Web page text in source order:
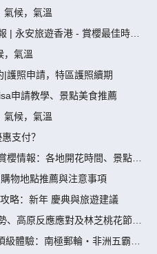
氣候，氣溫
| 永安旅遊香港 - 賞櫻最佳時
，氣溫
|護照申請，特區護照續期
申請教學、景點美食推薦
氣候，氣溫
支付？
櫻情報：各地開花時間、景點推
物地點推薦與注意事項
略：新年 慶典與旅遊建議
、高原反應應對及林芝桃花節深
級體驗：南極郵輪・非洲五霸・